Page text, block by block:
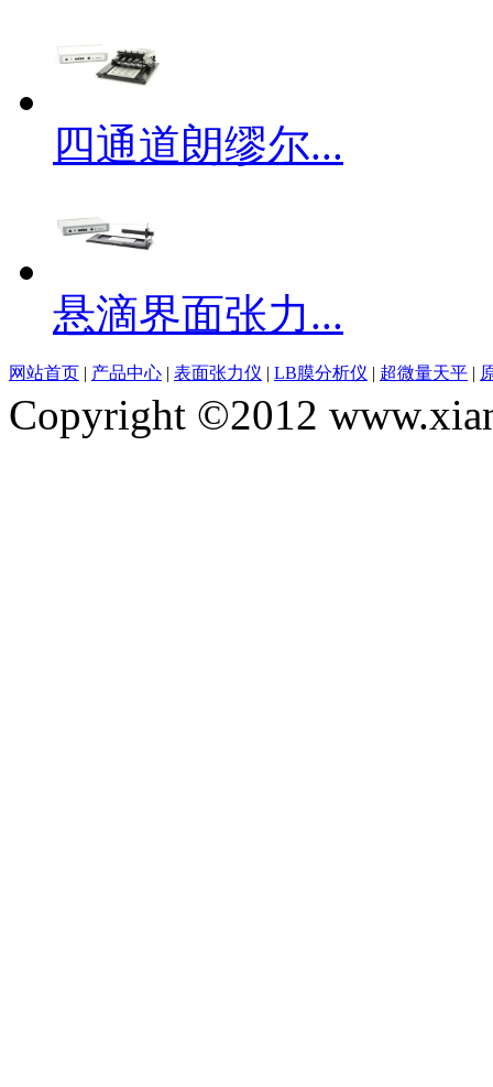
四通道朗缪尔...
悬滴界面张力...
网站首页 | 产品中心 | 表面张力仪 | LB膜分析仪 | 超微量天平 |
Copyright ©2012